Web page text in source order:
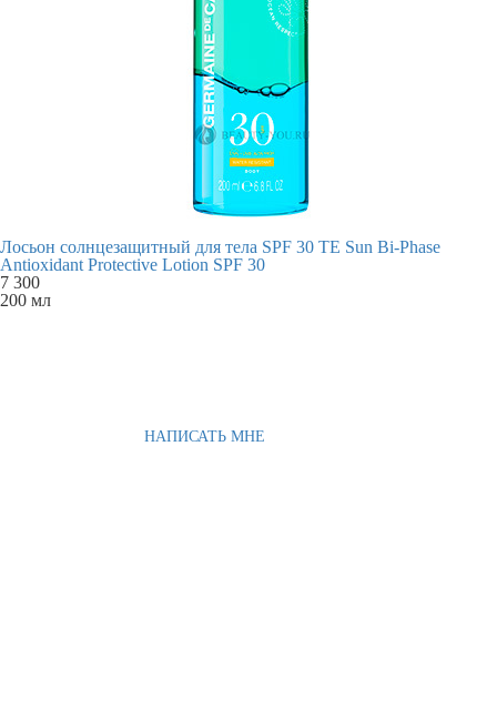
Лосьон солнцезащитный для тела SPF 30 TE Sun Bi-Phase
Antioxidant Protective Lotion SPF 30
7 300
200 мл
НАПИСАТЬ МНЕ